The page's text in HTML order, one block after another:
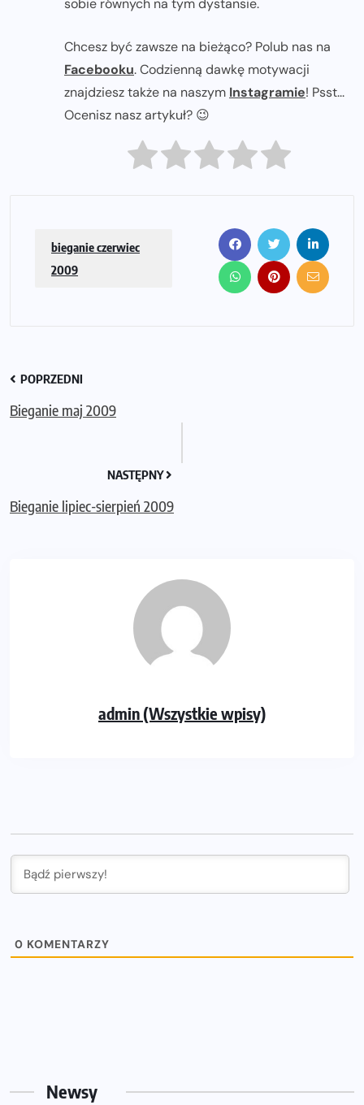
Chcesz być zawsze na bieżąco? Polub nas na
Facebooku. Codzienną dawkę motywacji
znajdziesz także na naszym Instagramie! Psst...
Ocenisz nasz artykuł? 😉
bieganie czerwiec
2009
POPRZEDNI
Bieganie maj 2009
NASTĘPNY
Bieganie lipiec-sierpień 2009
admin (Wszystkie wpisy)
0 KOMENTARZY
Newsy